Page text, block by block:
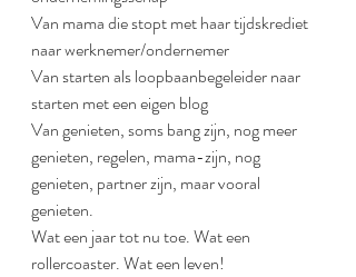
Van mama die stopt met haar tijdskrediet
naar werknemer/ondernemer
Van starten als loopbaanbegeleider naar
starten met een eigen blog
Van genieten, soms bang zijn, nog meer
genieten, regelen, mama-zijn, nog
genieten, partner zijn, maar vooral
genieten.
Wat een jaar tot nu toe. Wat een
rollercoaster. Wat een leven!